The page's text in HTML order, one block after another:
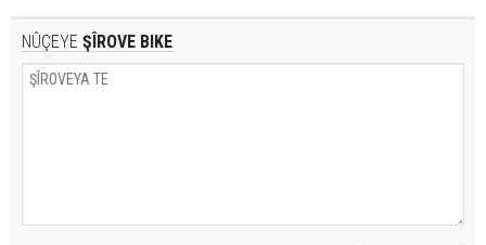
NÛÇEYE ŞÎROVE BIKE